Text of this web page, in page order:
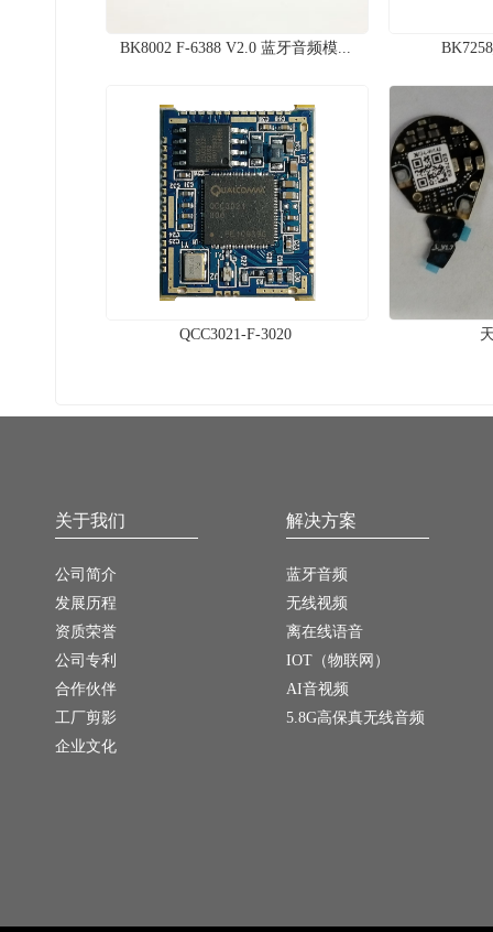
BK8002 F-6388 V2.0 蓝牙音频模...
QCC3021-F-3020
关于我们
公司简介
发展历程
资质荣誉
公司专利
合作伙伴
工厂剪影
企业文化
解决方案
蓝牙音频
无线视频
离在线语音
IOT（物联网）
AI音视频
5.8G高保真无线音频